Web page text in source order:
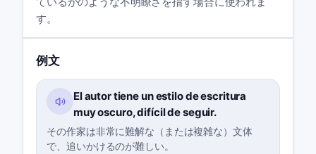
す。
例文
El autor tiene un estilo de escritura
muy oscuro, difícil de seguir.
その作家は非常に難解な（または複雑な）文体
で、追いかけるのが難しい。